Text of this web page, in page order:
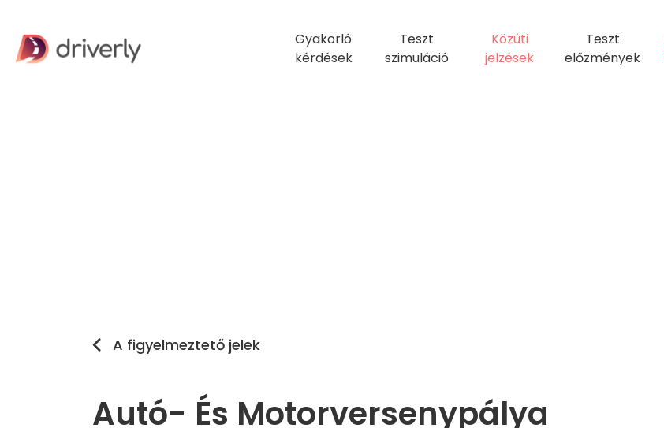
Gyakorló
kérdések
Teszt
szimuláció
Közúti
jelzések
Teszt
előzmények
A figyelmeztető jelek
Autó- És Motorversenypálya